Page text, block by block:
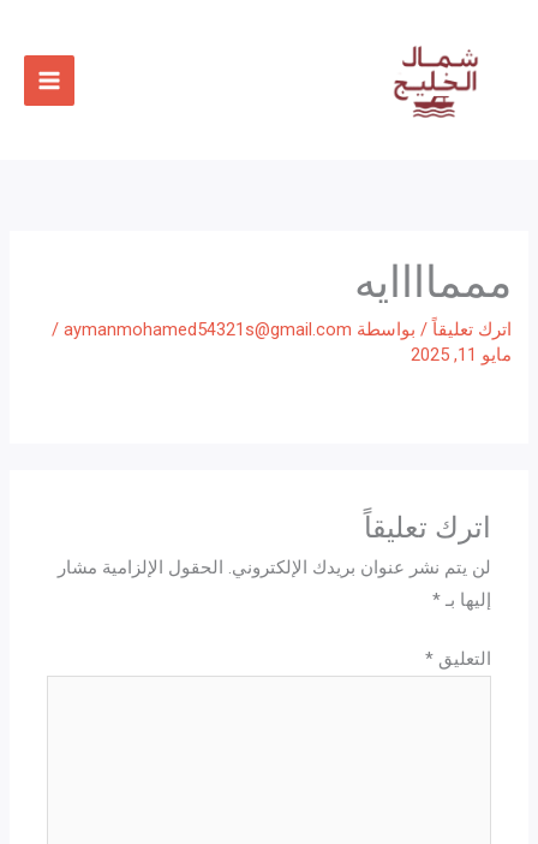
ممماااايه
اترك تعليقاً / بواسطة aymanmohamed54321s@gmail.com
/
مايو 11, 2025
اترك تعليقاً
لن يتم نشر عنوان بريدك الإلكتروني. الحقول الإلزامية مشار
إليها بـ*
التعليق*